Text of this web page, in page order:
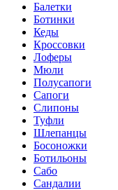
Балетки
Ботинки
Кеды
Кроссовки
Лоферы
Мюли
Полусапоги
Сапоги
Слипоны
Туфли
Шлепанцы
Босоножки
Ботильоны
Сабо
Сандалии